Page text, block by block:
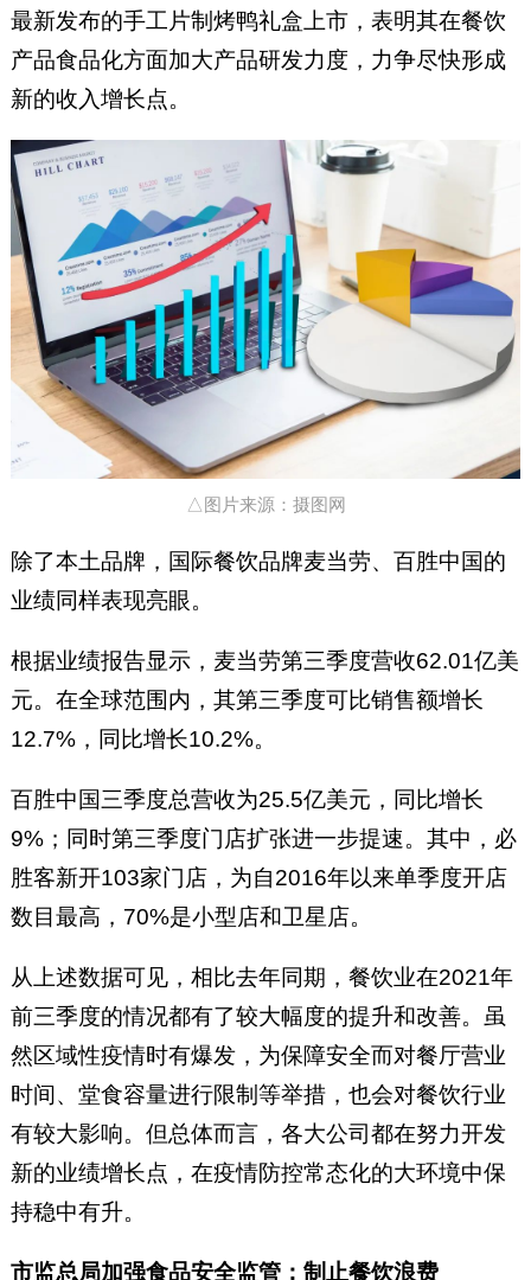
最新发布的手工片制烤鸭礼盒上市，表明其在餐饮
产品食品化方面加大产品研发力度，力争尽快形成
新的收入增长点。
△图片来源：摄图网
除了本土品牌，国际餐饮品牌麦当劳、百胜中国的
业绩同样表现亮眼。
根据业绩报告显示，麦当劳第三季度营收62.01亿美
元。在全球范围内，其第三季度可比销售额增长
12.7%，同比增长10.2%。
百胜中国三季度总营收为25.5亿美元，同比增长
9%；同时第三季度门店扩张进一步提速。其中，必
胜客新开103家门店，为自2016年以来单季度开店
数目最高，70%是小型店和卫星店。
从上述数据可见，相比去年同期，餐饮业在2021年
前三季度的情况都有了较大幅度的提升和改善。虽
然区域性疫情时有爆发，为保障安全而对餐厅营业
时间、堂食容量进行限制等举措，也会对餐饮行业
有较大影响。但总体而言，各大公司都在努力开发
新的业绩增长点，在疫情防控常态化的大环境中保
持稳中有升。
市监总局加强食品安全监管：制止餐饮浪费